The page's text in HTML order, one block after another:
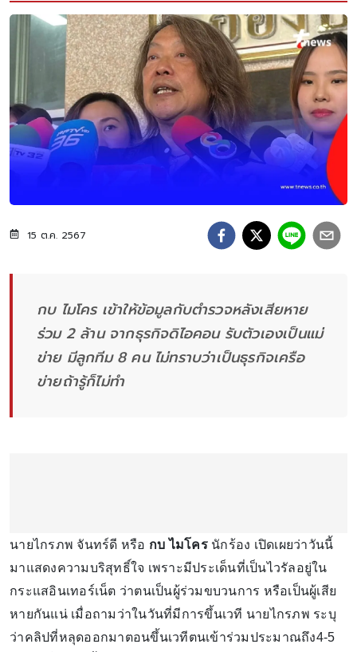
15 ต.ค. 2567
กบ ไมโคร เข้าให้ข้อมูลกับตำรวจหลังเสียหาย
ร่วม 2 ล้าน จากธุรกิจดิไอคอน รับตัวเองเป็นแม่
ข่าย มีลูกทีม 8 คน ไม่ทราบว่าเป็นธุรกิจเครือ
ข่ายถ้ารู้ก็ไม่ทำ
นายไกรภพ จันทร์ดี หรือ กบ ไมโคร นักร้อง เปิดเผยว่าวันนี้
มาแสดงความบริสุทธิ์ใจ เพราะมีประเด็นที่เป็นไวรัลอยู่ใน
กระแสอินเทอร์เน็ต ว่าตนเป็นผู้ร่วมขบวนการ หรือเป็นผู้เสีย
หายกันแน่ เมื่อถามว่าในวันที่มีการขึ้นเวที นายไกรภพ ระบุ
ว่าคลิปที่หลุดออกมาตอนขึ้นเวทีตนเข้าร่วมประมาณถึง4-5